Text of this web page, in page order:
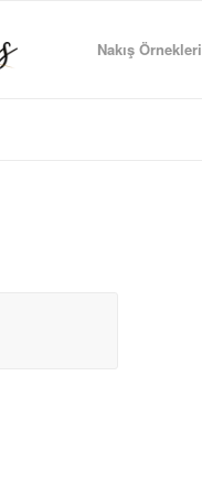
Nakış Örnekleri